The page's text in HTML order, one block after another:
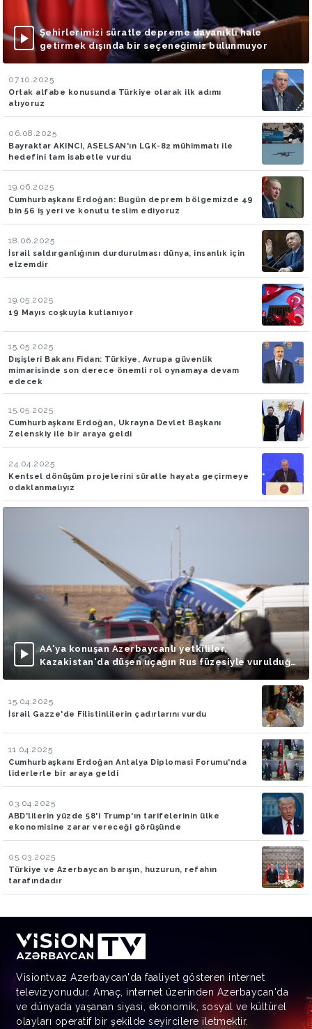
Şehirlerimizi süratle depreme dayanıklı hale
getirmek dışında bir seçeneğimiz bulunmuyor
07.10.2025
Ortak alfabe konusunda Türkiye olarak ilk adımı
atıyoruz
06.08.2025
Bayraktar AKINCI, ASELSAN'ın LGK-82 mühimmatı ile
hedefini tam isabetle vurdu
19.06.2025
Cumhurbaşkanı Erdoğan: Bugün deprem bölgemizde 49
bin 56 iş yeri ve konutu teslim ediyoruz
18.06.2025
İsrail saldırganlığının durdurulması dünya, insanlık için
elzemdir
19.05.2025
19 Mayıs coşkuyla kutlanıyor
15.05.2025
Dışişleri Bakanı Fidan: Türkiye, Avrupa güvenlik
mimarisinde son derece önemli rol oynamaya devam
edecek
15.05.2025
Cumhurbaşkanı Erdoğan, Ukrayna Devlet Başkanı
Zelenskiy ile bir araya geldi
24.04.2025
Kentsel dönüşüm projelerini süratle hayata geçirmeye
odaklanmalıyız
AA'ya konuşan Azerbaycanlı yetkililer,
Kazakistan'da düşen uçağın Rus füzesiyle vurulduğu
iddialarını doğruladı
15.04.2025
İsrail Gazze'de Filistinlilerin çadırlarını vurdu
11.04.2025
Cumhurbaşkanı Erdoğan Antalya Diplomasi Forumu'nda
liderlerle bir araya geldi
03.04.2025
ABD'lilerin yüzde 58'i Trump'ın tarifelerinin ülke
ekonomisine zarar vereceği görüşünde
05.03.2025
Türkiye ve Azerbaycan barışın, huzurun, refahın
tarafındadır
Visiontv.az Azerbaycan'da faaliyet gösteren internet
televizyonudur. Amaç, internet üzerinden Azerbaycan'da
ve dünyada yaşanan siyasi, ekonomik, sosyal ve kültürel
olayları operatif bir şekilde seyircilere iletmektir.